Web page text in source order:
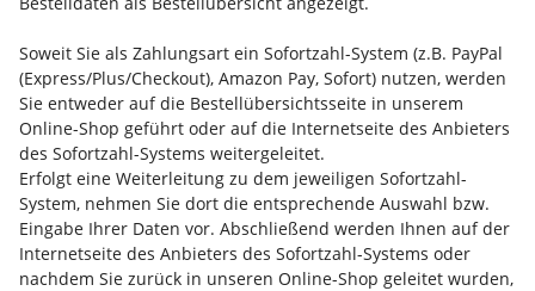
Soweit Sie als Zahlungsart ein Sofortzahl-System (z.B. PayPal
(Express/Plus/Checkout), Amazon Pay, Sofort) nutzen, werden
Sie entweder auf die Bestellübersichtsseite in unserem
Online-Shop geführt oder auf die Internetseite des Anbieters
des Sofortzahl-Systems weitergeleitet.
Erfolgt eine Weiterleitung zu dem jeweiligen Sofortzahl-
System, nehmen Sie dort die entsprechende Auswahl bzw.
Eingabe Ihrer Daten vor. Abschließend werden Ihnen auf der
Internetseite des Anbieters des Sofortzahl-Systems oder
nachdem Sie zurück in unseren Online-Shop geleitet wurden,